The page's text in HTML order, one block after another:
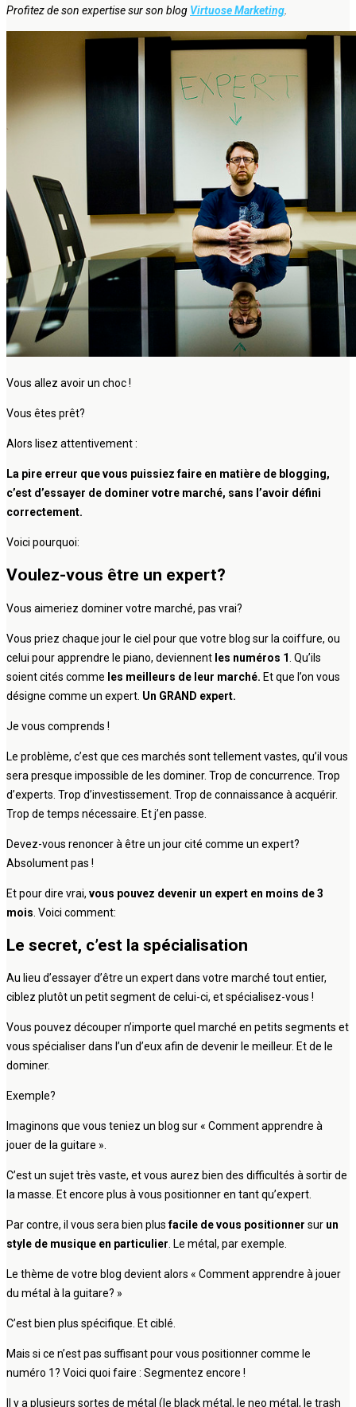
Profitez de son expertise sur son blog Virtuose Marketing
Vous allez avoir un choc !
Vous êtes prêt?
Alors lisez attentivement :
La pire erreur que vous puissiez faire en matière de blogging,
c’est d’essayer de dominer votre marché, sans l’avoir défini
correctement.
Voici pourquoi:
Voulez-vous être un expert?
Vous aimeriez dominer votre marché, pas vrai?
Vous priez chaque jour le ciel pour que votre blog sur la coiffure, ou
celui pour apprendre le piano, deviennent les numéros 1 . Qu’ils
soient cités comme les meilleurs de leur marché. Et que l’on vous
désigne comme un expert. Un GRAND expert.
Je vous comprends !
Le problème, c’est que ces marchés sont tellement vastes, qu’il vous
sera presque impossible de les dominer. Trop de concurrence. Trop
d’experts. Trop d’investissement. Trop de connaissance à acquérir.
Trop de temps nécessaire. Et j’en passe.
Devez-vous renoncer à être un jour cité comme un expert?
Absolument pas !
Et pour dire vrai, vous pouvez devenir un expert en moins de 3
mois . Voici comment:
Le secret, c’est la spécialisation
Au lieu d’essayer d’être un expert dans votre marché tout entier,
ciblez plutôt un petit segment de celui-ci, et spécialisez-vous !
Vous pouvez découper n’importe quel marché en petits segments et
vous spécialiser dans l’un d’eux afin de devenir le meilleur. Et de le
dominer.
Exemple?
Imaginons que vous teniez un blog sur « Comment apprendre à
jouer de la guitare ».
C’est un sujet très vaste, et vous aurez bien des difficultés à sortir de
la masse. Et encore plus à vous positionner en tant qu’expert.
Par contre, il vous sera bien plusfacile de vous positionner sur un
style de musique en particulier. Le métal, par exemple.
Le thème de votre blog devient alors « Comment apprendre à jouer
du métal à la guitare? »
C’est bien plus spécifique. Et ciblé.
Mais si ce n’est pas suffisant pour vous positionner comme le
numéro 1? Voici quoi faire : Segmentez encore !
Il y a plusieurs sortes de métal (le black métal, le neo métal, le trash